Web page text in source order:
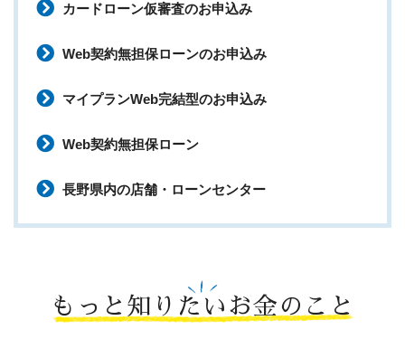
カードローン仮審査のお申込み
Web契約無担保ローンのお申込み
マイプランWeb完結型のお申込み
Web契約無担保ローン
長野県内の店舗・ローンセンター
もっと知りたいお金のこと